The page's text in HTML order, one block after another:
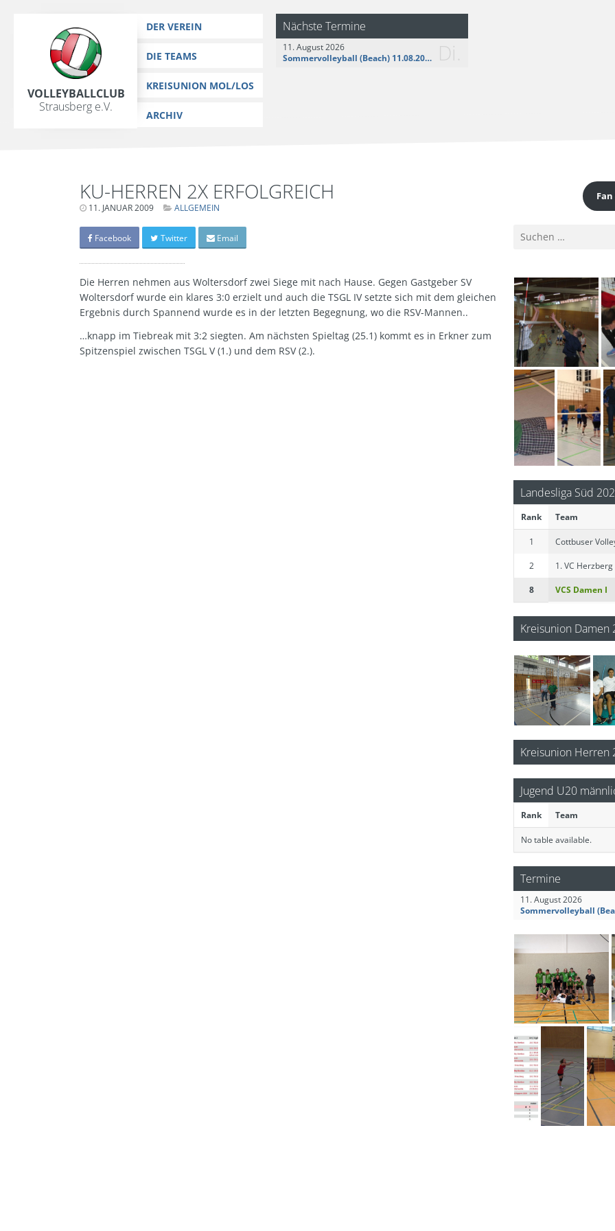
springen
Volleyballclub
Strausberg e.V.
DER VEREIN
DIE TEAMS
KREISUNION MOL/LOS
ARCHIV
Nächste Termine
Di.
11. August 2026
Sommervolleyball (Beach) 11.08.2026
KU-HERREN 2X ERFOLGREICH
11. JANUAR 2009 LETZTE
15.
MÄRZ
2024
06:42
ALLGEMEIN
Facebook Twitter Email
Die Herren nehmen aus Woltersdorf zwei Siege mit nach Hause. Gegen Gastgeber SV
Woltersdorf wurde ein klares 3:0 erzielt und auch die TSGL IV setzte sich mit dem gleichen
Ergebnis durch Spannend wurde es in der letzten Begegnung, wo die RSV-Mannen..
…knapp im Tiebreak mit 3:2 siegten. Am nächsten Spieltag (25.1) kommt es in Erkner zum
Spitzenspiel zwischen TSGL V (1.) und dem RSV (2.).
Suchen
nach:
Landesliga Süd
Rank Team
1 Cottbuser
2 1. VC Herzberg
SV Schulzendorf
TV 1861 Forst I
SV Energie Cottbus III
SV Blau-Weiß 07
SV Döbern
8 VCS Damen I
9 VSB offensiv
10 SV Energie
Kreisunion Damen
Kreisunion Herren
Jugend U20
Rank Team
No table available.
Termine
11. August 2026
Sommervolleyball